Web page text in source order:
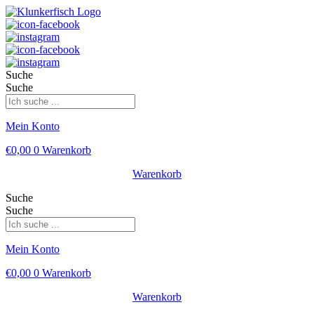
Suche
Suche
Mein Konto
€0,00 0 Warenkorb
Warenkorb
Suche
Suche
Mein Konto
€0,00 0 Warenkorb
Warenkorb